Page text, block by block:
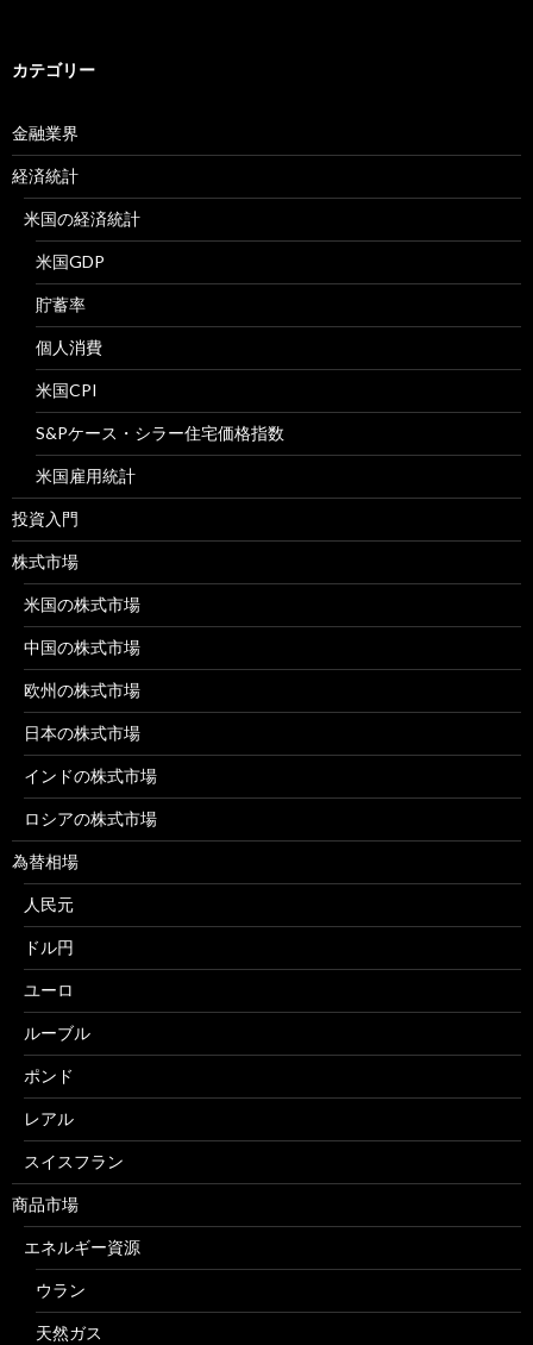
カテゴリー
金融業界
経済統計
米国の経済統計
米国GDP
貯蓄率
個人消費
米国CPI
S&Pケース・シラー住宅価格指数
米国雇用統計
投資入門
株式市場
米国の株式市場
中国の株式市場
欧州の株式市場
日本の株式市場
インドの株式市場
ロシアの株式市場
為替相場
人民元
ドル円
ユーロ
ルーブル
ポンド
レアル
スイスフラン
商品市場
エネルギー資源
ウラン
天然ガス